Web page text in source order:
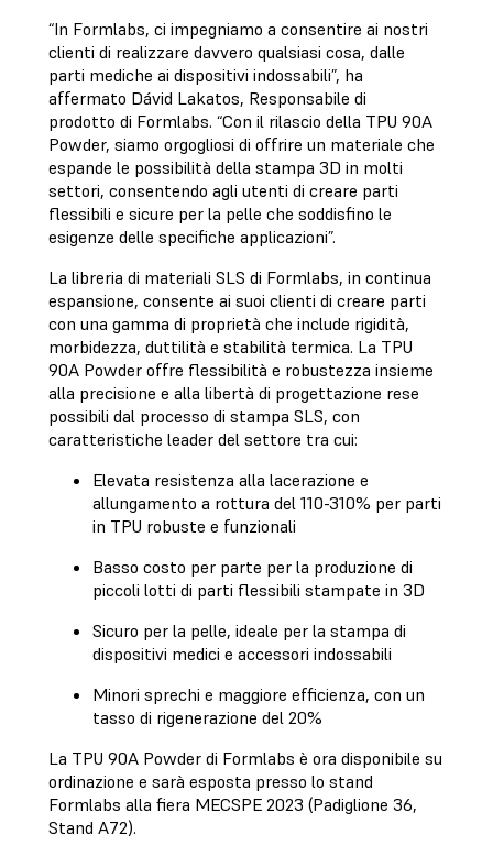
“In Formlabs, ci impegniamo a consentire ai nostri
clienti di realizzare davvero qualsiasi cosa, dalle
parti mediche ai dispositivi indossabili”, ha
affermato Dávid Lakatos, Responsabile di
prodotto di Formlabs. “Con il rilascio della TPU 90A
Powder, siamo orgogliosi di offrire un materiale che
espande le possibilità della stampa 3D in molti
settori, consentendo agli utenti di creare parti
flessibili e sicure per la pelle che soddisfino le
esigenze delle specifiche applicazioni”.
La libreria di materiali SLS di Formlabs, in continua
espansione, consente ai suoi clienti di creare parti
con una gamma di proprietà che include rigidità,
morbidezza, duttilità e stabilità termica. La TPU
90A Powder offre flessibilità e robustezza insieme
alla precisione e alla libertà di progettazione rese
possibili dal processo di stampa SLS, con
caratteristiche leader del settore tra cui:
Elevata resistenza alla lacerazione e
allungamento a rottura del 110-310% per parti
in TPU robuste e funzionali
Basso costo per parte per la produzione di
piccoli lotti di parti flessibili stampate in 3D
Sicuro per la pelle, ideale per la stampa di
dispositivi medici e accessori indossabili
Minori sprechi e maggiore efficienza, con un
tasso di rigenerazione del 20%
La TPU 90A Powder di Formlabs è ora disponibile su
ordinazione e sarà esposta presso lo stand
Formlabs alla fiera MECSPE 2023 (Padiglione 36,
Stand A72).